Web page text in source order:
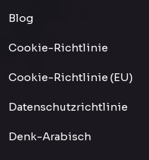
Blog
Cookie-Richtlinie
Cookie-Richtlinie (EU)
Datenschutzrichtlinie
Denk-Arabisch